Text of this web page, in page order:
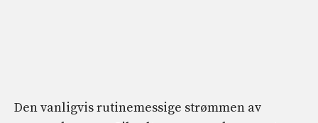
Den vanligvis rutinemessige strømmen av